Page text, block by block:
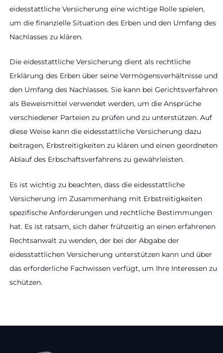
eidesstattliche Versicherung eine wichtige Rolle spielen,
um die finanzielle Situation des Erben und den Umfang des
Nachlasses zu klären.
Die eidesstattliche Versicherung dient als rechtliche
Erklärung des Erben über seine Vermögensverhältnisse und
den Umfang des Nachlasses. Sie kann bei Gerichtsverfahren
als Beweismittel verwendet werden, um die Ansprüche
verschiedener Parteien zu prüfen und zu unterstützen. Auf
diese Weise kann die eidesstattliche Versicherung dazu
beitragen, Erbstreitigkeiten zu klären und einen geordneten
Ablauf des Erbschaftsverfahrens zu gewährleisten.
Es ist wichtig zu beachten, dass die eidesstattliche
Versicherung im Zusammenhang mit Erbstreitigkeiten
spezifische Anforderungen und rechtliche Bestimmungen
hat. Es ist ratsam, sich daher frühzeitig an einen erfahrenen
Rechtsanwalt zu wenden, der bei der Abgabe der
eidesstattlichen Versicherung unterstützen kann und über
das erforderliche Fachwissen verfügt, um Ihre Interessen zu
schützen.